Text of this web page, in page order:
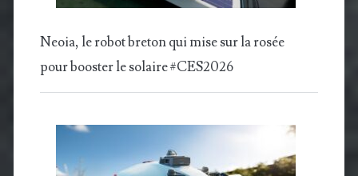
Neoia, le robot breton qui mise sur la rosée
pour booster le solaire #CES2026